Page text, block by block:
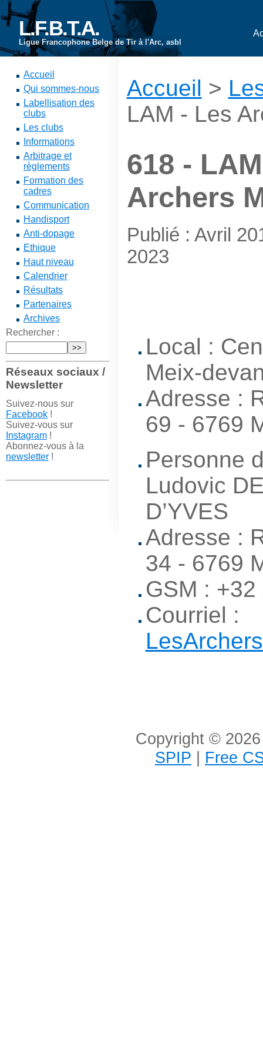
L.F.B.T.A.
Ligue Francophone Belge de Tir à l'Arc, asbl
Accueil
Qui sommes-nous
Labellisation des
clubs
Les clubs
Informations
Arbitrage et
règlements
Formation des
cadres
Communication
Handisport
Anti-dopage
Ethique
Haut niveau
Calendrier
Résultats
Partenaires
Archives
Rechercher :
Réseaux sociaux /
Newsletter
Suivez-nous sur
Facebook!
Suivez-vous sur
Instagram!
Abonnez-vous à la
newsletter!
Accueil >
LAM - Les
618 -
Archers
Publié : Avril
2023
Local :
Meix-
Adresse :
69 - 6769
Personne
Ludovic
D’YVES
Adresse :
34 - 6769
GSM :
Courriel :
Copyright ©
SPIP | Free